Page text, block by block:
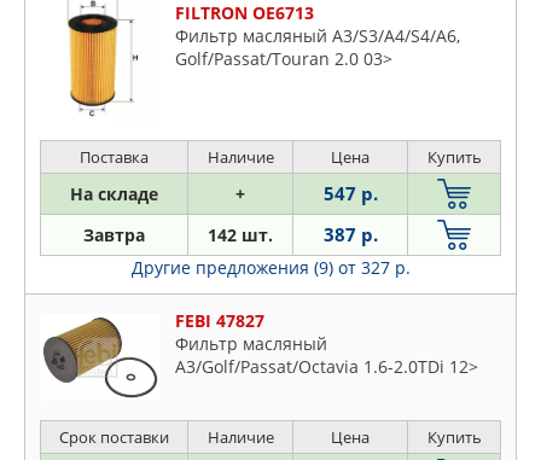
FILTRON OE6713
Фильтр масляный A3/S3/A4/S4/A6,
Golf/Passat/Touran 2.0 03>
Поставка Наличие Цена Купить
На складе + 547 р.
Завтра 142 шт. 387 р.
Другие предложения (9) от 327 р.
FEBI 47827
Фильтр масляный
A3/Golf/Passat/Octavia 1.6-2.0TDi 12>
Срок поставки Наличие Цена Купить